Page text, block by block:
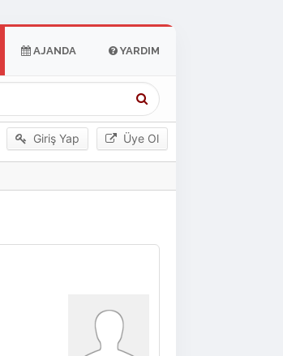
AJANDA YARDIM
Giriş Yap Üye Ol